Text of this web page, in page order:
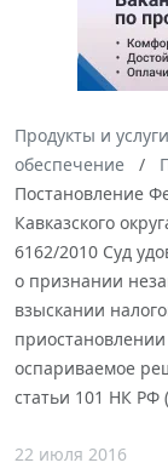
Продукты и услуги
обеспечение
Постановление
Кавказского
6162/2010 Суд
о признании
взыскании
оспариваемое
статьи 101 НК РФ
22 июля 2016